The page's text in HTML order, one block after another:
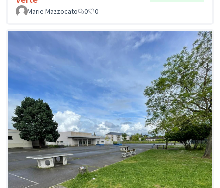
Marie Mazzocato
0 0